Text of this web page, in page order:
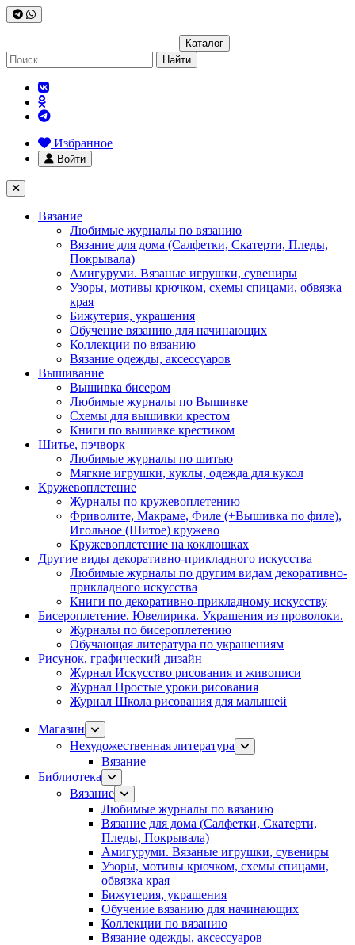
Каталог
Найти
Избранное
Войти
Вязание
Любимые журналы по вязанию
Вязание для дома (Салфетки, Скатерти, Пледы,
Покрывала)
Амигуруми. Вязаные игрушки, сувениры
Узоры, мотивы крючком, схемы спицами, обвязка
края
Бижутерия, украшения
Обучение вязанию для начинающих
Коллекции по вязанию
Вязание одежды, аксессуаров
Вышивание
Вышивка бисером
Любимые журналы по Вышивке
Схемы для вышивки крестом
Книги по вышивке крестиком
Шитье, пэчворк
Любимые журналы по шитью
Мягкие игрушки, куклы, одежда для кукол
Кружевоплетение
Журналы по кружевоплетению
Фриволите, Макраме, Филе (+Вышивка по филе),
Игольное (Шитое) кружево
Кружевоплетение на коклюшках
Другие виды декоративно-прикладного искусства
Любимые журналы по другим видам декоративно-
прикладного искусства
Книги по декоративно-прикладному искусству
Бисероплетение. Ювелирика. Украшения из проволоки.
Журналы по бисероплетению
Обучающая литература по украшениям
Рисунок, графический дизайн
Журнал Искусство рисования и живописи
Журнал Простые уроки рисования
Журнал Школа рисования для малышей
Магазин
Нехудожественная литература
Вязание
Библиотека
Вязание
Любимые журналы по вязанию
Вязание для дома (Салфетки, Скатерти,
Пледы, Покрывала)
Амигуруми. Вязаные игрушки, сувениры
Узоры, мотивы крючком, схемы спицами,
обвязка края
Бижутерия, украшения
Обучение вязанию для начинающих
Коллекции по вязанию
Вязание одежды, аксессуаров